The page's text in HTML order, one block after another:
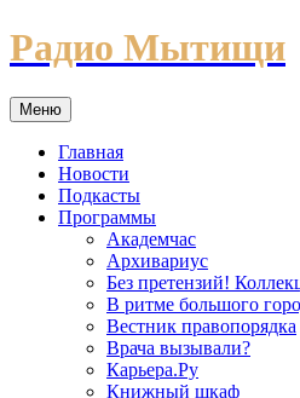
Перейти
к
Радио Мытищи
Меню
Главная
Новости
Подкасты
Программы
Академчас
Архивариус
Без претензий!
В ритме большого
Вестник правопорядка
Врача вызывали?
Карьера.Ру
Книжный шкаф